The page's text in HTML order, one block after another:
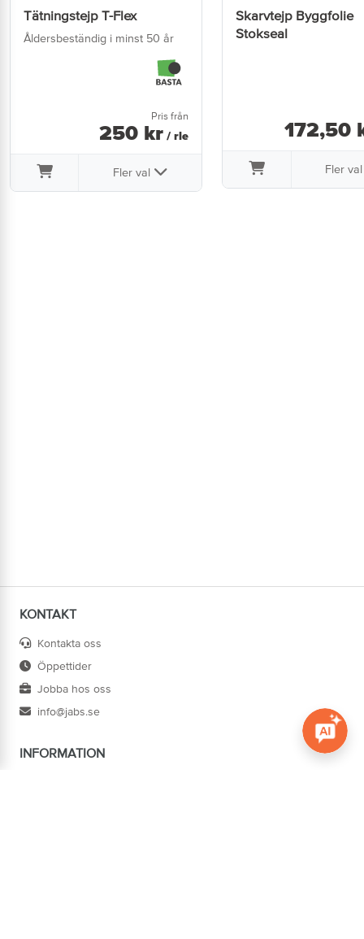
Tätningstejp T-Flex
Åldersbeständig i minst 50 år
Pris från
250 kr / rle
Fler val
Skarvtejp Byggfolie
Stokseal
172,50
Fler
KONTAKT
Kontakta oss
Öppettider
Jobba hos oss
info@jabs.se
INFORMATION